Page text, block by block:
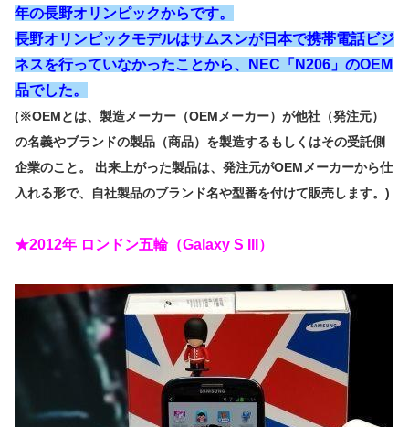
年の長野オリンピックからです。
長野オリンピックモデルはサムスンが日本で携帯電話ビジ
ネスを行っていなかったことから、NEC「N206」のOEM
品でした。
(※OEMとは、製造メーカー（OEMメーカー）が他社（発注元）
の名義やブランドの製品（商品）を製造するもしくはその受託側
企業のこと。 出来上がった製品は、発注元がOEMメーカーから仕
入れる形で、自社製品のブランド名や型番を付けて販売します。)
★2012年 ロンドン五輪（Galaxy S III）